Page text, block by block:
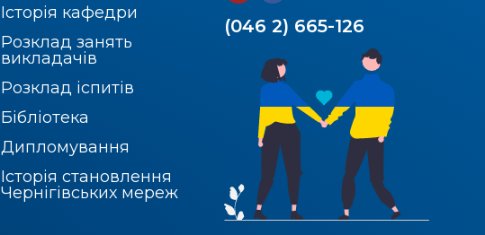
Історія кафедри
Розклад занять
викладачів
Розклад іспитів
Бібліотека
Дипломування
Історія становлення
Чернігівських мереж
(046 2) 665-126